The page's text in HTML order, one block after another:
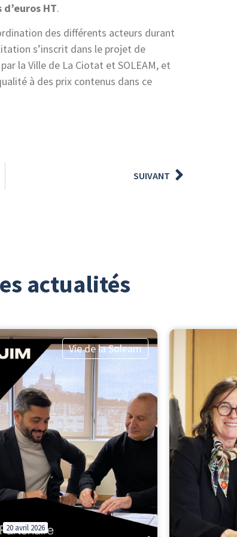
HT.
des différents acteurs durant
s’inscrit dans le projet de
la Ville de La Ciotat et SOLEAM, et
à des prix contenus dans ce
SUIVANT
actualités
Vie de la Soleam
20 avril 2026